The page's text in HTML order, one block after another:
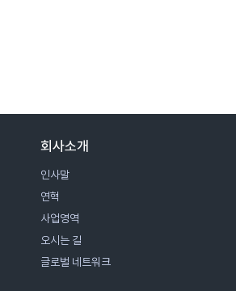
회사소개
인사말
연혁
사업영역
오시는 길
글로벌 네트워크